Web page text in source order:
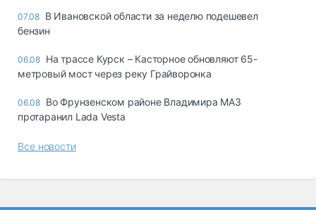
07.08 В Ивановской области за неделю подешевел
бензин
06.08 На трассе Курск – Касторное обновляют 65-
метровый мост через реку Грайворонка
06.08 Во Фрунзенском районе Владимира МАЗ
протаранил Lada Vesta
Все новости